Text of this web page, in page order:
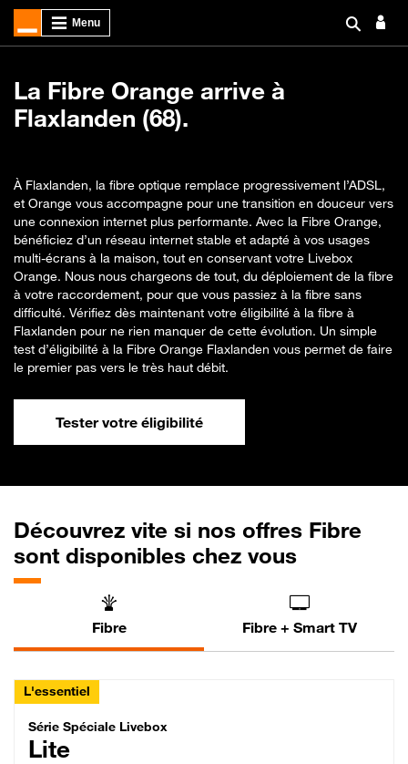
La Fibre Orange arrive à
Flaxlanden (68).
À Flaxlanden, la fibre optique remplace progressivement l’ADSL,
et Orange vous accompagne pour une transition en douceur vers
une connexion internet plus performante. Avec la Fibre Orange,
bénéficiez d’un réseau internet stable et adapté à vos usages
multi-écrans à la maison, tout en conservant votre Livebox
Orange. Nous nous chargeons de tout, du déploiement de la fibre
à votre raccordement, pour que vous passiez à la fibre sans
difficulté. Vérifiez dès maintenant votre éligibilité à la fibre à
Flaxlanden pour ne rien manquer de cette évolution. Un simple
test d’éligibilité à la Fibre Orange Flaxlanden vous permet de faire
le premier pas vers le très haut débit.
Tester votre éligibilité
Découvrez vite si nos offres Fibre
sont disponibles chez vous
Fibre Fibre + Smart TV
L'essentiel
Série Spéciale Livebox Lite Fibre
Série Spéciale Livebox
Lite